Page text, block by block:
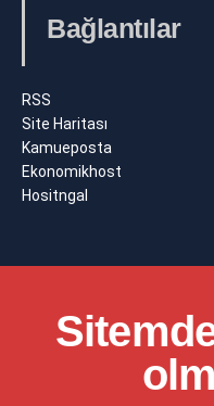
Bağlantılar
RSS
Site Haritası
Kamueposta
Ekonomikhost
Hositngal